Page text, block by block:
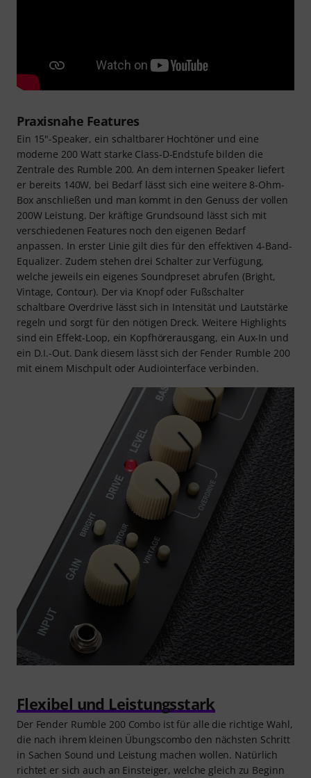
Praxisnahe Features
Ein 15"-Speaker, ein schaltbarer Hochtöner und eine
moderne 200 Watt starke Class-D-Endstufe bilden die
Zentrale des Rumble 200. An dem internen Speaker liefert
er bereits 140W, bei Bedarf lässt sich eine weitere 8-Ohm-
Box anschließen und man kommt in den Genuss der vollen
200W Leistung. Der kräftige Grundsound lässt sich mit
verschiedenen Features noch den eigenen Bedarf
anpassen. In erster Linie gilt dies für den effektiven 4-Band-
Equalizer. Zudem stehen drei Schalter zur Verfügung,
welche jeweils ein eigenes Soundpreset abrufen (Bright,
Vintage, Contour). Der via Knopf oder Fußschalter
schaltbare Overdrive lässt sich in Intensität und Lautstärke
regeln und sorgt für den nötigen Dreck. Weitere Highlights
sind ein Effekt-Loop, ein Kopfhörerausgang, ein Aux-In und
ein D.I.-Out. Dank diesem lässt sich der Fender Rumble 200
mit einem Mischpult oder Audiointerface verbinden.
Flexibel und Leistungsstark
Der Fender Rumble 200 Combo ist für alle die richtige Wahl,
die nach ihrem kleinen Übungscombo den nächsten Schritt
in Sachen Sound und Leistung machen wollen. Natürlich
richtet er sich auch an Einsteiger, welche gleich zu Beginn